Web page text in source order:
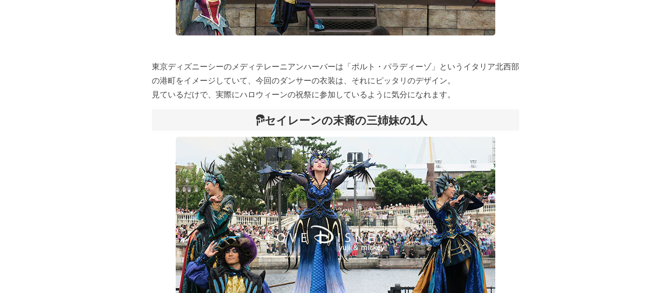
東京ディズニーシーのメディテレーニアンハーバーは「ポルト・パラディーゾ」というイタリア北西部
の港町をイメージしていて、今回のダンサーの衣装は、それにピッタリのデザイン。
見ているだけで、実際にハロウィーンの祝祭に参加しているように気分になれます。
セイレーンの末裔の三姉妹の1人